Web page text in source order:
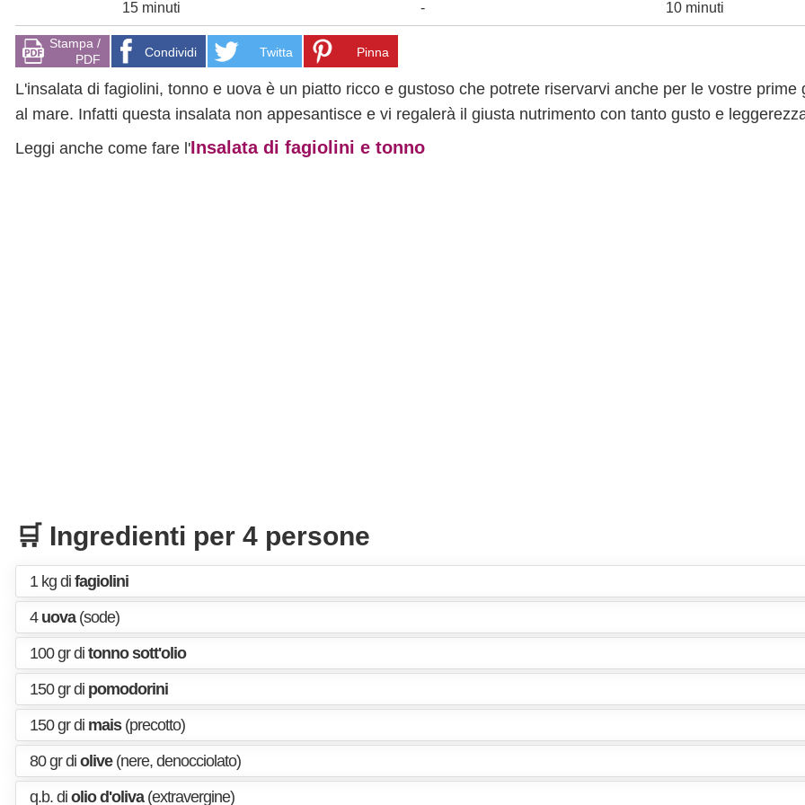
15 minuti - 10 minuti
Stampa /
PDF
Condividi Twitta Pinna
L'insalata di fagiolini, tonno e uova è un piatto ricco e gustoso che potrete riservarvi anche per le vostre prime
al mare. Infatti questa insalata non appesantisce e vi regalerà il giusta nutrimento con tanto gusto e
Leggi anche come fare l'Insalata di fagiolini e tonno
🛒 Ingredienti per 4 persone
1 kg di fagiolini
4 uova(sode)
100 gr di tonno sott'olio
150 gr di pomodorini
150 gr di mais(precotto)
80 gr di olive(nere, denocciolato)
q.b. di olio d'oliva(extravergine)